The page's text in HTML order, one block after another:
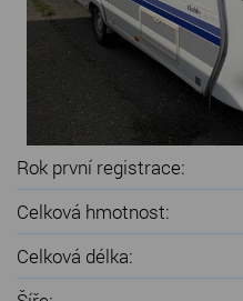
Rok první registrace:
Celková hmotnost:
Celková délka: